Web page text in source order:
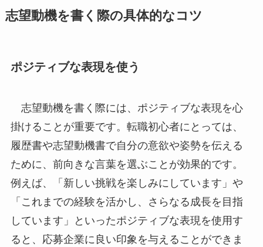
志望動機を書く際の具体的なコツ
ポジティブな表現を使う
志望動機を書く際には、ポジティブな表現を心
掛けることが重要です。転職初心者にとっては、
履歴書や志望動機書で自分の意欲や姿勢を伝える
ために、前向きな言葉を選ぶことが効果的です。
例えば、「新しい挑戦を楽しみにしています」や
「これまでの経験を活かし、さらなる成長を目指
しています」といったポジティブな表現を使用す
ると、応募企業に良い印象を与えることができま